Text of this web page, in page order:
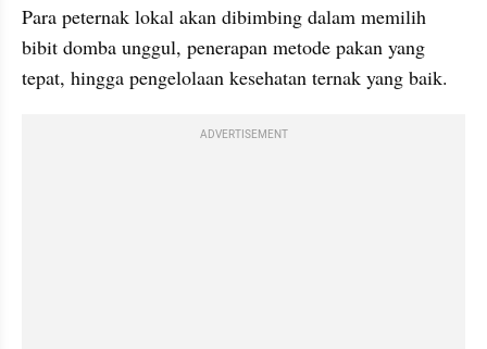
Para peternak lokal akan dibimbing dalam memilih
bibit domba unggul, penerapan metode pakan yang
tepat, hingga pengelolaan kesehatan ternak yang baik.
ADVERTISEMENT